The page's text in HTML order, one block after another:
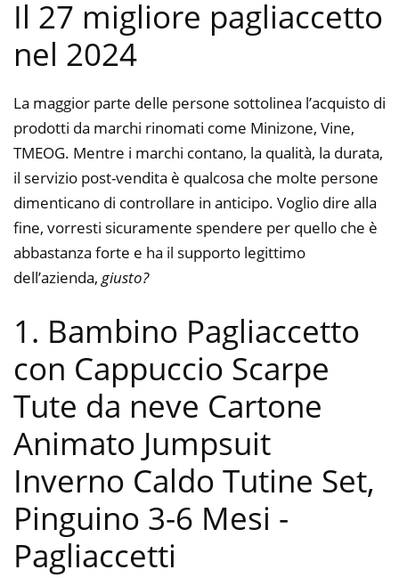
Il 27 migliore pagliaccetto
nel 2024
La maggior parte delle persone sottolinea l’acquisto di
prodotti da marchi rinomati come Minizone, Vine,
TMEOG. Mentre i marchi contano, la qualità, la durata,
il servizio post-vendita è qualcosa che molte persone
dimenticano di controllare in anticipo. Voglio dire alla
fine, vorresti sicuramente spendere per quello che è
abbastanza forte e ha il supporto legittimo
dell’azienda, giusto?
1. Bambino Pagliaccetto
con Cappuccio Scarpe
Tute da neve Cartone
Animato Jumpsuit
Inverno Caldo Tutine Set,
Pinguino 3-6 Mesi -
Pagliaccetti